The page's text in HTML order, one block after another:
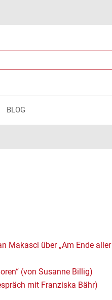
BLOG
Makasci über „Am Ende aller
(von Susanne Billig)
mit Franziska Bähr)